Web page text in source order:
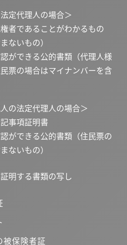
定代理人の場合＞
者であることがわかるもの
ないもの）
ができる公的書類（代理人様
票の場合はマイナンバーを含
の法定代理人の場合＞
事項証明書
ができる公的書類（住民票の
ないもの）
明する書類の写し
保険者証